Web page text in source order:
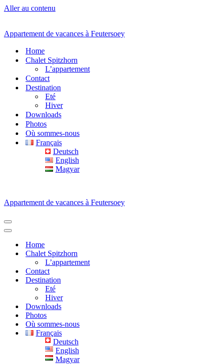
Aller au contenu
Appartement de vacances à Feutersoey
Home
Chalet Spitzhorn
L’appartement
Contact
Destination
Eté
Hiver
Downloads
Photos
Où sommes-nous
Français
Deutsch
English
Magyar
Appartement de vacances à Feutersoey
Menu
de
Menu
navigation
Home
Chalet Spitzhorn
L’appartement
Contact
Destination
Eté
Hiver
Downloads
Photos
Où sommes-nous
Français
Deutsch
English
Magyar